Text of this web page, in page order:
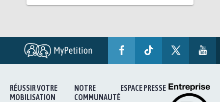
RÉUSSIR VOTRE
MOBILISATION
NOTRE
COMMUNAUTÉ
ESPACE PRESSE